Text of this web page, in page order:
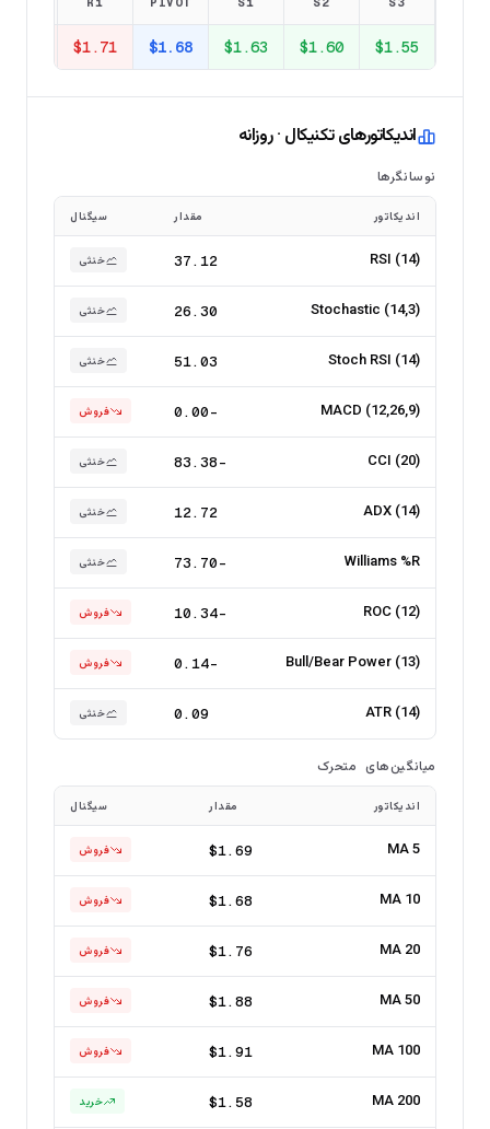
$1.55
$1.60
$1.63
$1.68
$1.71
اندیکاتورهای تکنیکال · روزانه
نوسانگرها
اندیکاتور مقدار سیگنال
RSI (14)
37.12 خنثی
Stochastic (14,3)
26.30 خنثی
Stoch RSI (14)
51.03 خنثی
MACD (12,26,9)
-0.00 فروش
CCI (20)
-83.38 خنثی
ADX (14)
12.72 خنثی
Williams %R
-73.70 خنثی
ROC (12)
-10.34 فروش
Bull/Bear Power (13)
-0.14 فروش
ATR (14)
0.09 خنثی
میانگین‌های متحرک
اندیکاتور مقدار سیگنال
MA 5
$1.69 فروش
MA 10
$1.68 فروش
MA 20
$1.76 فروش
MA 50
$1.88 فروش
MA 100
$1.91 فروش
MA 200
$1.58 خرید